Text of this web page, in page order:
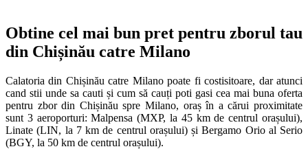
Obtine cel mai bun pret pentru zborul tau
din Chișinău catre Milano
Calatoria din Chișinău catre Milano poate fi costisitoare, dar atunci
cand stii unde sa cauti și cum să cauți poti gasi cea mai buna oferta
pentru zbor din Chișinău spre Milano, oraș în a cărui proximitate
sunt 3 aeroporturi: Malpensa (MXP, la 45 km de centrul orașului),
Linate (LIN, la 7 km de centrul orașului) și Bergamo Orio al Serio
(BGY, la 50 km de centrul orașului).